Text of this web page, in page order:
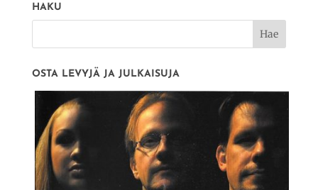
HAKU
OSTA LEVYJÄ JA JULKAISUJA